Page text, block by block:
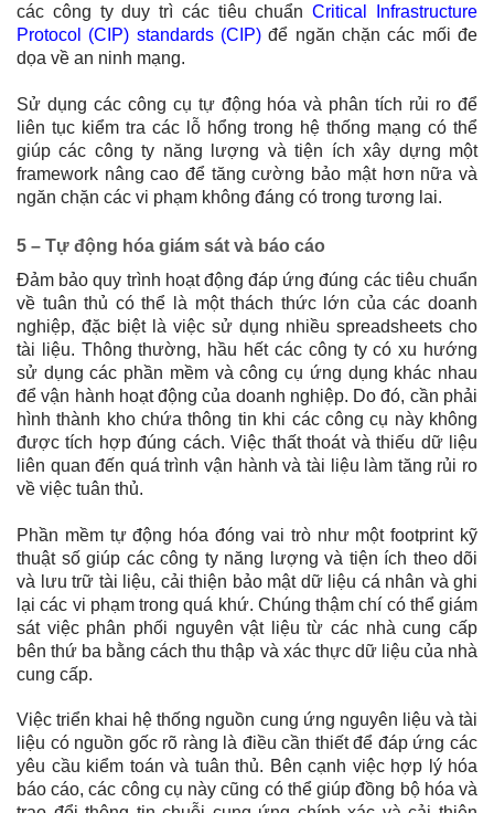
các công ty duy trì các tiêu chuẩnCritical Infrastructure
Protocol (CIP) standards(CIP) để ngăn chặn các mối đe
dọa về an ninh mạng.
Sử dụng các công cụ tự động hóa và phân tích rủi ro để
liên tục kiểm tra các lỗ hổng trong hệ thống mạng có thể
giúp các công ty năng lượng và tiện ích xây dựng một
framework nâng cao để tăng cường bảo mật hơn nữa và
ngăn chặn các vi phạm không đáng có trong tương lai.
5 – Tự động hóa giám sát và báo cáo
Đảm bảo quy trình hoạt động đáp ứng đúng các tiêu chuẩn
về tuân thủ có thể là một thách thức lớn của các doanh
nghiệp, đặc biệt là việc sử dụng nhiều spreadsheets cho
tài liệu. Thông thường, hầu hết các công ty có xu hướng
sử dụng các phần mềm và công cụ ứng dụng khác nhau
để vận hành hoạt động của doanh nghiệp. Do đó, cần phải
hình thành kho chứa thông tin khi các công cụ này không
được tích hợp đúng cách. Việc thất thoát và thiếu dữ liệu
liên quan đến quá trình vận hành và tài liệu làm tăng rủi ro
về việc tuân thủ.
Phần mềm tự động hóa đóng vai trò như một footprint kỹ
thuật số giúp các công ty năng lượng và tiện ích theo dõi
và lưu trữ tài liệu, cải thiện bảo mật dữ liệu cá nhân và ghi
lại các vi phạm trong quá khứ. Chúng thậm chí có thể giám
sát việc phân phối nguyên vật liệu từ các nhà cung cấp
bên thứ ba bằng cách thu thập và xác thực dữ liệu của nhà
cung cấp.
Việc triển khai hệ thống nguồn cung ứng nguyên liệu và tài
liệu có nguồn gốc rõ ràng là điều cần thiết để đáp ứng các
yêu cầu kiểm toán và tuân thủ. Bên cạnh việc hợp lý hóa
báo cáo, các công cụ này cũng có thể giúp đồng bộ hóa và